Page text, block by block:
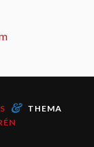
&
THEMA